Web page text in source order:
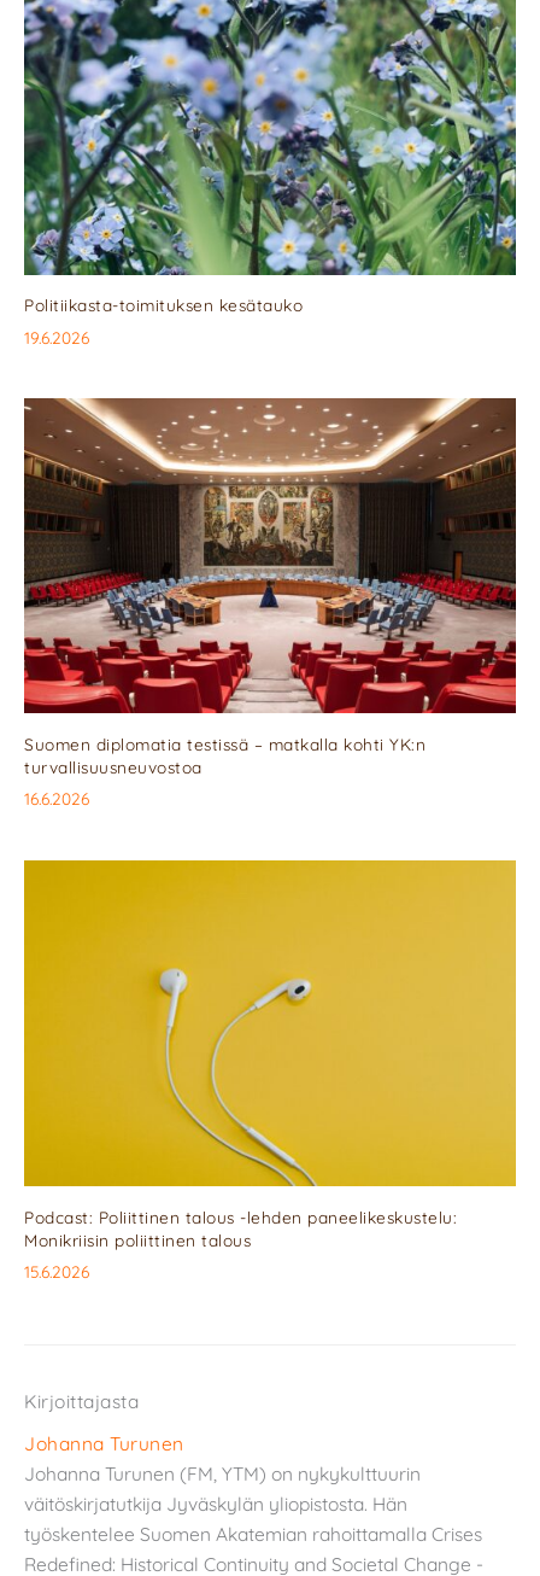
Politiikasta-toimituksen kesätauko
19.6.2026
Suomen diplomatia testissä – matkalla kohti YK:n
turvallisuusneuvostoa
16.6.2026
Podcast: Poliittinen talous -lehden paneelikeskustelu:
Monikriisin poliittinen talous
15.6.2026
Kirjoittajasta
Johanna Turunen
Johanna Turunen (FM, YTM) on nykykulttuurin
väitöskirjatutkija Jyväskylän yliopistosta. Hän
työskentelee Suomen Akatemian rahoittamalla Crises
Redefined: Historical Continuity and Societal Change -